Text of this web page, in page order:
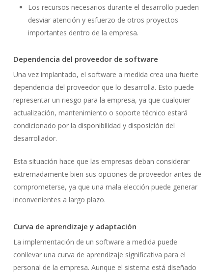
Los recursos necesarios durante el desarrollo pueden
desviar atención y esfuerzo de otros proyectos
importantes dentro de la empresa.
Dependencia del proveedor de software
Una vez implantado, el software a medida crea una fuerte
dependencia del proveedor que lo desarrolla. Esto puede
representar un riesgo para la empresa, ya que cualquier
actualización, mantenimiento o soporte técnico estará
condicionado por la disponibilidad y disposición del
desarrollador.
Esta situación hace que las empresas deban considerar
extremadamente bien sus opciones de proveedor antes de
comprometerse, ya que una mala elección puede generar
inconvenientes a largo plazo.
Curva de aprendizaje y adaptación
La implementación de un software a medida puede
conllevar una curva de aprendizaje significativa para el
personal de la empresa. Aunque el sistema está diseñado